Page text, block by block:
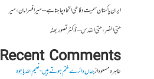
ایران پاکستان سمیت دفاعی اتحاد چاہتا ہے – میر افسر امان،میر
حتی النصر ، حتی القدس – ڈاکٹر تصور بھٹہ
Recent Comments
طاہرہ مسعودازجہاں دائرے ختم ہوتے ہیں- نعیم اللہ باجوہ